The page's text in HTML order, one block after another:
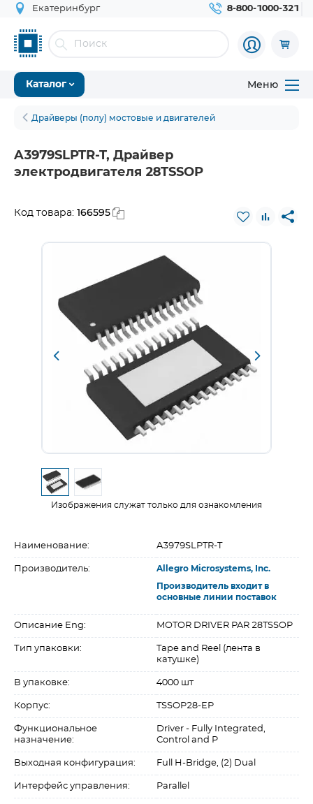
Екатеринбург 8-800-1000-321
Каталог Меню
Драйверы (полу) мостовые и двигателей
A3979SLPTR-T, Драйвер
электродвигателя 28TSSOP
Код товара: 166595
Изображения служат только для ознакомления
Наименование: A3979SLPTR-T
Производитель: Allegro Microsystems, Inc.
Производитель входит в
основные линии поставок
Описание Eng: MOTOR DRIVER PAR 28TSSOP
Тип упаковки:
Tape and Reel (лента в
катушке)
В упаковке: 4000 шт
Корпус: TSSOP28-EP
Функциональное
назначение:
Driver - Fully Integrated,
Control and P
Выходная конфигурация: Full H-Bridge, (2) Dual
Интерфейс управления: Parallel